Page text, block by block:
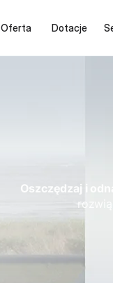
Oferta Dotacje
Oszczędzaj i